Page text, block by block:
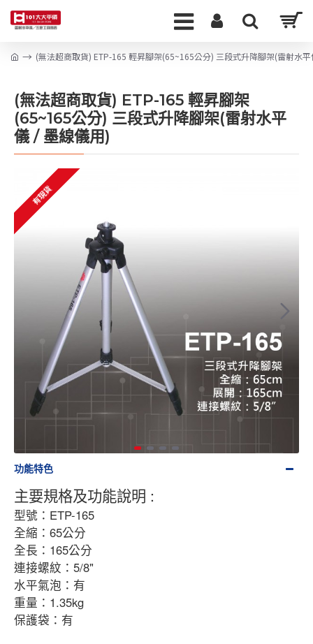
(無法超商取貨) ETP-165 輕昇腳架(65~165公分) 三段式升降腳架(雷射水
(無法超商取貨) ETP-165 輕昇腳架
(65~165公分) 三段式升降腳架(雷射水平
儀 / 墨線儀用)
有現貨
功能特色
主要規格及功能說明 :
型號： ETP-165
全縮： 65公分
全長： 165公分
連接螺紋： 5/8"
水平氣泡：有
重量： 1.35kg
保護袋：有